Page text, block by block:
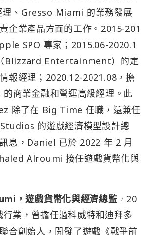
、Gresso Miami 的業務發展
企業產品方面的工作。2015-201
SPO 專家；2015.06-2020.1
Blizzard Entertainment）的定
報經理；2020.12-2021.08，擔
商業金融和營運高級經理。此
除了在 Big Time 任職，還兼任
的遊戲經濟模型設計總
息，Daniel 已於 2022 年 2 月
Alroumi 接任遊戲貨幣化與
，遊戲貨幣化與經濟總監 ，20
行業，曾擔任過科威特和迪拜多
合創始人，開發了遊戲《戰爭前